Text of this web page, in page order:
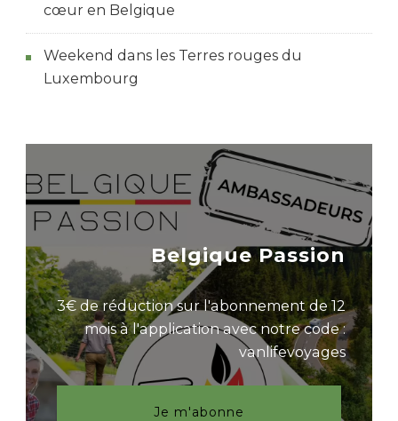
cœur en Belgique
Weekend dans les Terres rouges du
Luxembourg
Belgique Passion
3€ de réduction sur l'abonnement de 12
mois à l'application avec notre code :
vanlifevoyages
Je m'abonne